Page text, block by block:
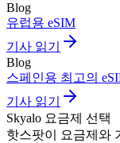
Blog
유럽용 eSIM
기사 읽기
Blog
스페인용 최고의
기사 읽기
Skyalo 요금제 선택
핫스팟이 요금제와